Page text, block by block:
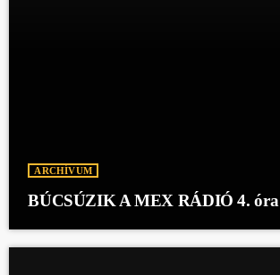
ARCHÍVUM
BÚCSÚZIK A MEX RÁDIÓ 4. óra